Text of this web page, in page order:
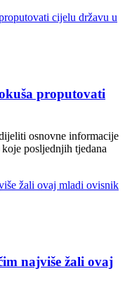
proputovati
osnovne informacije
posljednjih tjedana
najviše žali ovaj